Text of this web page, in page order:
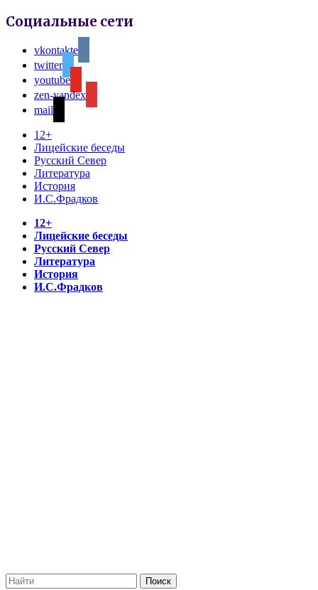
Социальные сети
vkontakte
twitter
youtube
zen-yandex
mail
12+
Лицейские беседы
Русский Север
Литература
История
И.С.Фрадков
12+
Лицейские беседы
Русский Север
Литература
История
И.С.Фрадков